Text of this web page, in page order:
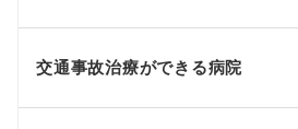
交通事故治療ができる病院